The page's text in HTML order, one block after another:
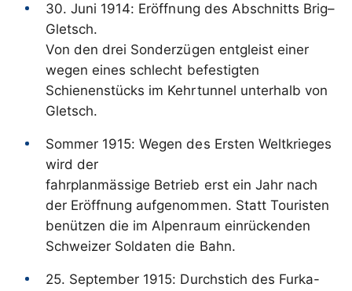
30. Juni 1914: Eröffnung des Abschnitts Brig–
Gletsch.
Von den drei Sonderzügen entgleist einer
wegen eines schlecht befestigten
Schienenstücks im Kehrtunnel unterhalb von
Gletsch.
Sommer 1915: Wegen des Ersten Weltkrieges
wird der
fahrplanmässige Betrieb erst ein Jahr nach
der Eröffnung aufgenommen. Statt Touristen
benützen die im Alpenraum einrückenden
Schweizer Soldaten die Bahn.
25. September 1915: Durchstich des Furka-